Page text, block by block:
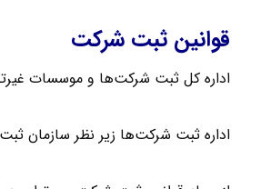
قوانین ثبت شرکت
اداره کل ثبت شرکت‌ها و موسسات
اداره ثبت شرکت‌ها زیر نظر سازمان